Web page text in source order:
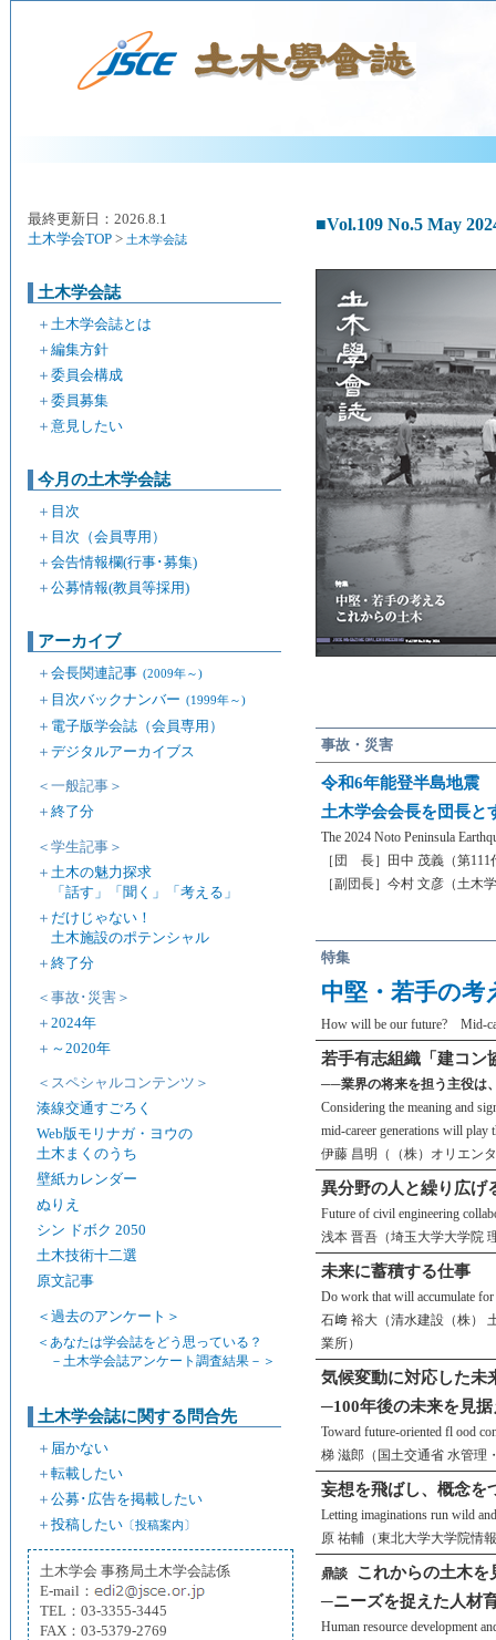
最終更新日：2026.8.1
土木学会TOP > 土木学会誌
土木学会誌
＋ 土木学会誌とは
＋ 編集方針
＋ 委員会構成
＋ 委員募集
＋ 意見したい
今月の土木学会誌
＋ 目次
＋ 目次（会員専用）
＋ 会告情報欄(行事･募集)
＋ 公募情報(教員等採用)
アーカイブ
＋ 会長関連記事 (2009年～)
＋ 目次バックナンバー (1999年～)
＋ 電子版学会誌（会員専用）
＋ デジタルアーカイブス
＜一般記事＞
＋ 終了分
＜学生記事＞
＋ 土木の魅力探求
「話す」「聞く」「考える」
＋ だけじゃない！
土木施設のポテンシャル
＋ 終了分
＜事故･災害＞
＋ 2024年
＋ ～2020年
＜スペシャルコンテンツ＞
湊線交通すごろく
Web版モリナガ・ヨウの
土木まくのうち
壁紙カレンダー
ぬりえ
シン ドボク 2050
土木技術十二選
原文記事
＜過去のアンケート＞
＜あなたは学会誌をどう思っている？
－土木学会誌アンケート調査結果－＞
土木学会誌に関する問合先
＋ 届かない
＋ 転載したい
＋ 公募･広告を掲載したい
＋ 投稿したい 〔投稿案内〕
土木学会 事務局土木学会誌係
E-mail：
TEL：03-3355-3445
FAX：03-5379-2769
■Vol.109 No.5 May
事故・災害
令和6年能登半島地震
土木学会会長を団長と
The 2024 Noto Peninsula
［団 長］田中 茂義（第
［副団長］今村 文彦（土木
特集
中堅・若手の
How will be our future? Mid-
若手有志組織「建コン
──業界の将来を担う主役は
Considering the meaning and
mid-career generations will play
伊藤 昌明（（株）オリエン
異分野の人と繰り広げ
Future of civil engineering
浅本 晋吾（埼玉大学大学院
未来に蓄積する仕事
Do work that will accumulate for
石﨑 裕大（清水建設（株）
業所）
気候変動に対応した未
─100年後の未来を見
Toward future-oriented fl ood
梯 滋郎（国土交通省 水管理
妄想を飛ばし、概念を
Letting imaginations run wild
原 祐輔（東北大学大学院情
鼎談
これからの土木を
─ニーズを捉えた人材
Human resource development